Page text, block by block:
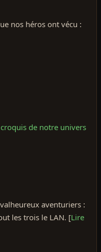
nos héros ont vécu :
de notre univers
aventuriers :
les trois le LAN. [Lire